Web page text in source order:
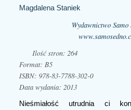
Magdalena Staniek
Wydawnictwo Samo
Ilość stron: 264
Format: B5
ISBN: 978-83-7788-302-0
Data wydania: 2013
Nieśmiałość utrudnia ci